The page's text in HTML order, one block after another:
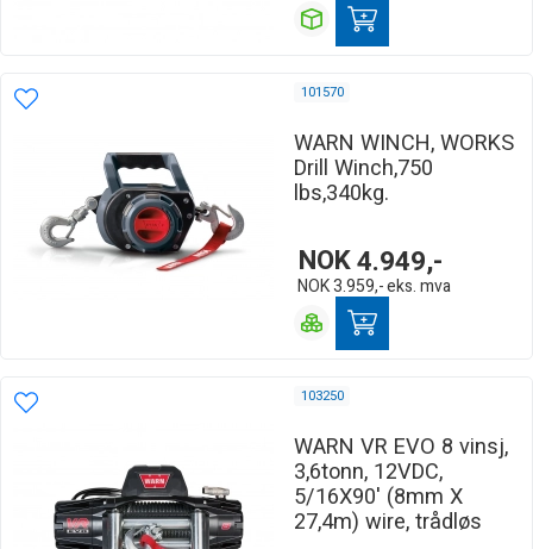
101570
WARN WINCH, WORKS
Drill Winch,750
lbs,340kg.
NOK4.949,-
NOK3.959,-eks. mva
103250
WARN VR EVO 8 vinsj,
3,6tonn, 12VDC,
5/16X90' (8mm X
27,4m) wire, trådløs